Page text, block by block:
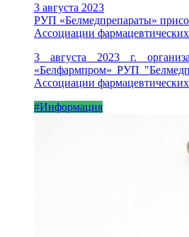
3 августа 2023
РУП «Белмедпрепараты»
Ассоциации
3 августа 2023 г.
«Белфармпром» РУП
Ассоциации
#Информация